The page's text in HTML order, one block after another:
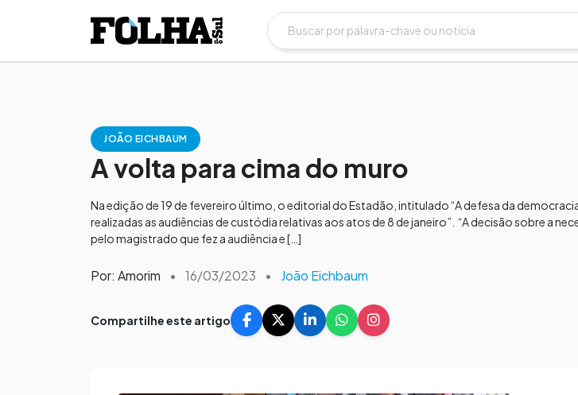
JOÃO EICHBAUM
A volta para cima do muro
Na edição de 19 de fevereiro último, o editorial do Estadão, intitulado “A defesa da
realizadas as audiências de custódia relativas aos atos de 8 de janeiro”. “A decisão sobre a
pelo magistrado que fez a audiência e […]
Por: Amorim • 16/03/2023 • João Eichbaum
Compartilhe este artigo